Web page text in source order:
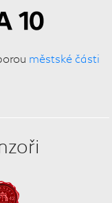
městské části